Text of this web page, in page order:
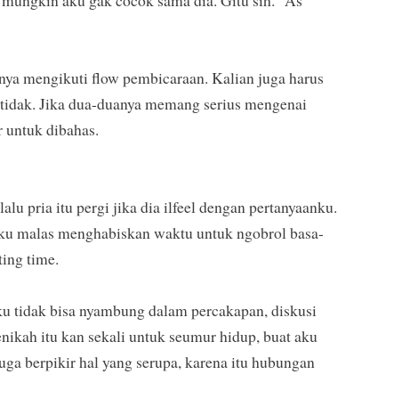
mengikuti flow pembicaraan. Kalian juga harus
Jika dua-duanya memang serius mengenai
dibahas.
pria itu pergi jika dia ilfeel dengan pertanyaanku.
malas menghabiskan waktu untuk ngobrol basa-
time.
tidak bisa nyambung dalam percakapan, diskusi
itu kan sekali untuk seumur hidup, buat aku
berpikir hal yang serupa, karena itu hubungan